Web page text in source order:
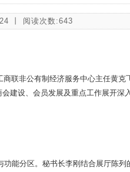
丨 阅读次数:643
联非公有制经济服务中心主任黄克
建设、会员发展及重点工作展开深入
能分区。秘书长李刚结合展厅陈列